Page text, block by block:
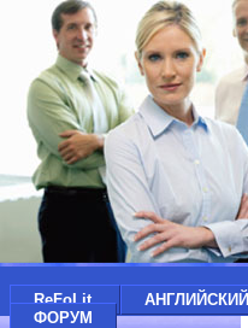
ReFoLit
АНГЛИЙСКИЙ
ФОРУМ